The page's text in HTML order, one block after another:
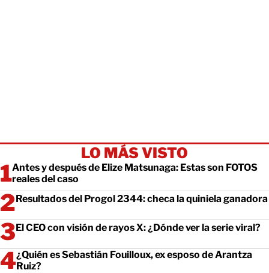
LO MÁS VISTO
Antes y después de Elize Matsunaga: Estas son FOTOS
reales del caso
Resultados del Progol 2344: checa la quiniela ganadora
El CEO con visión de rayos X: ¿Dónde ver la serie viral?
¿Quién es Sebastián Fouilloux, ex esposo de Arantza
Ruiz?